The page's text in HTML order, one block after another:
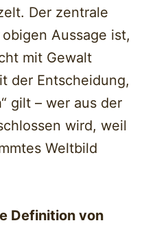
Der zentrale
Aussage ist,
mit Gewalt
der Entscheidung,
gilt – wer aus der
wird, weil
Weltbild
Definition von